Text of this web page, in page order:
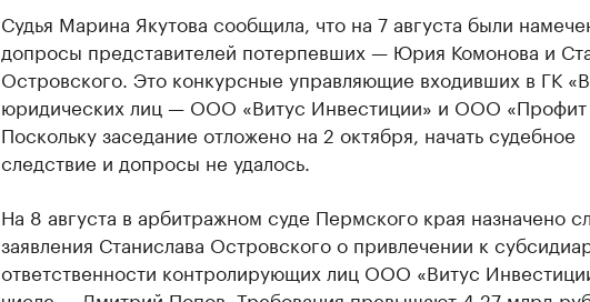
Судья Марина Якутова сообщила, что на 7 августа были
допросы представителей потерпевших — Юрия Комонова и
Островского. Это конкурсные управляющие входивших в ГК
юридических лиц — ООО «Витус Инвестиции» и ООО «Профит
Поскольку заседание отложено на 2 октября, начать судебное
следствие и допросы не удалось.
На 8 августа в арбитражном суде Пермского края назначено
заявления Станислава Островского о привлечении к
ответственности контролирующих лиц ООО «Витус